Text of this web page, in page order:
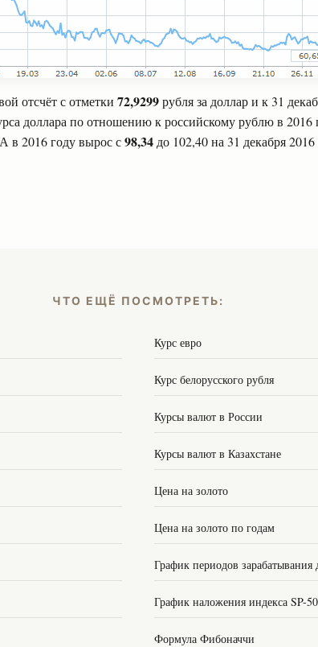
отсчёт с отметки 72,9299рубля за доллар и к 31
доллара по отношению к российскому рублю в 2016
в 2016 году вырос с98,34 до 102,40 на 31 декабря 2016
ЧТО ЕЩЁ ПОСМОТРЕТЬ:
Курс евро
Курс белорусского рубля
Курсы валют в России
Курсы валют в Казахстане
Цена на золото
Цена на золото по годам
График периодов зарабатывания
График наложения индекса SP-
Формула Фибоначчи